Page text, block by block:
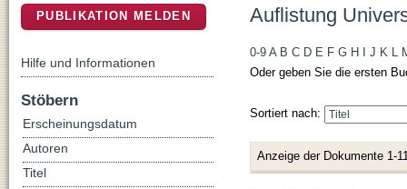
Auflistung
0-9 A B C D E F G H J K L
Oder geben Sie die ersten
Sortiert nach:
Anzeige der Dokumente 1-
PUBLIKATION MELDEN
Hilfe und Informationen
Stöbern
Erscheinungsdatum
Autoren
Titel